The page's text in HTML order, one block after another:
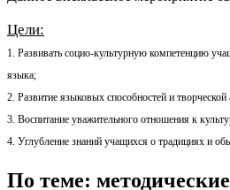
Цели:
1. Развивать социо-культурную компетенцию
языка;
2. Развитие языковых способностей и
3. Воспитание уважительного отношения к
4. Углубление знаний учащихся о традициях и
По теме: